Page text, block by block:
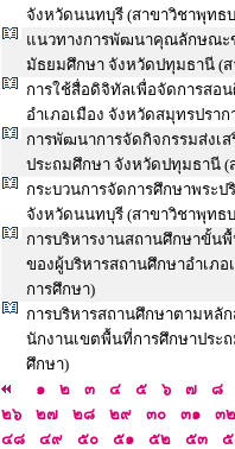
จังหวัดนนทบุรี (สาขาวิชาพุทธ
แนวทางการพัฒนาคุณลักษณะ
มัธยมศึกษา จังหวัดปทุมธานี (
การใช้สื่อดิจิทัลเพื่อจัดการสอ
อำเภอเมือง จังหวัดสมุทรปรา
การพัฒนาการจัดกิจกรรมส่งเส
ประถมศึกษา จังหวัดปทุมธานี (
กระบวนการจัดการศึกษาพระ
จังหวัดนนทบุรี (สาขาวิชาพุทธ
การบริหารงานสถานศึกษาขั้น
ของผู้บริหารสถานศึกษาอำเภ
การศึกษา)
การบริหารสถานศึกษาตามหลั
นักงานเขตพื้นที่การศึกษาประ
ศึกษา)
๑ ๒ ๓ ๔ ๕ ๖ ๗ ๘
๒๖
๒๗ ๒๘ ๒๙ ๓๐ ๓๑ ๓๒
๔๘
๔๙ ๕๐ ๕๑ ๕๒ ๕๓